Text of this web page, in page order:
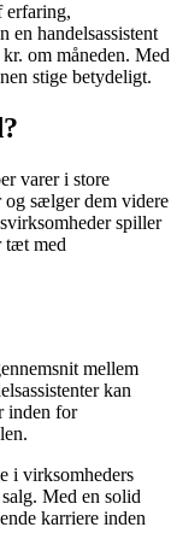
erfaring,
en handelsassistent
om måneden. Med
stige betydeligt.
varer i store
sælger dem videre
spiller
tæt med
mellem
kan
inden for
i virksomheders
Med en solid
karriere inden